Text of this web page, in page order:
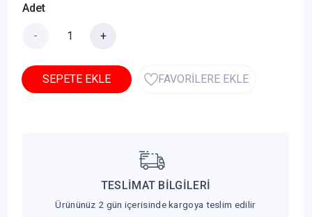
Adet
- +
SEPETE EKLE FAVORİLERE EKLE
TESLİMAT BİLGİLERİ
Ürününüz 2 gün içerisinde kargoya teslim edilir